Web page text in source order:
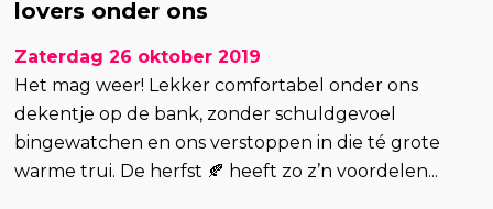
lovers onder ons
Zaterdag 26 oktober 2019
Het mag weer! Lekker comfortabel onder ons
dekentje op de bank, zonder schuldgevoel
bingewatchen en ons verstoppen in die té grote
warme trui. De herfst 🍂 heeft zo z’n voordelen...